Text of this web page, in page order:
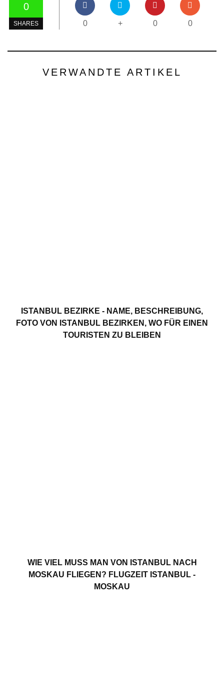
0
SHARES 0 + 0 0
VERWANDTE ARTIKEL
ISTANBUL BEZIRKE - NAME, BESCHREIBUNG,
FOTO VON ISTANBUL BEZIRKEN, WO FÜR EINEN
TOURISTEN ZU BLEIBEN
WIE VIEL MUSS MAN VON ISTANBUL NACH
MOSKAU FLIEGEN? FLUGZEIT ISTANBUL -
MOSKAU